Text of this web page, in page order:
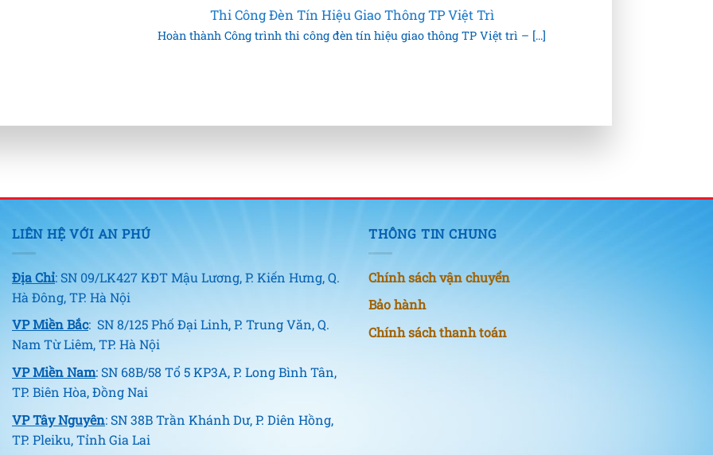
Thi Công Đèn Tín Hiệu Giao Thông TP Việt Trì
Hoàn thành Công trình thi công đèn tín hiệu giao thông TP Việt trì – [...]
LIÊN HỆ VỚI AN PHÚ
Địa Chỉ: SN 09/LK427 KĐT Mậu Lương, P. Kiến Hưng, Q.
Hà Đông, TP. Hà Nội
VP Miền Bắc: SN 8/125 Phố Đại Linh, P. Trung Văn, Q.
Nam Từ Liêm, TP. Hà Nội
VP Miền Nam: SN 68B/58 Tổ 5 KP3A, P. Long Bình Tân,
TP. Biên Hòa, Đồng Nai
VP Tây Nguyên: SN 38B Trần Khánh Dư, P. Diên Hồng,
TP. Pleiku, Tỉnh Gia Lai
THÔNG TIN CHUNG
Chính sách vận chuyển
Bảo hành
Chính sách thanh toán